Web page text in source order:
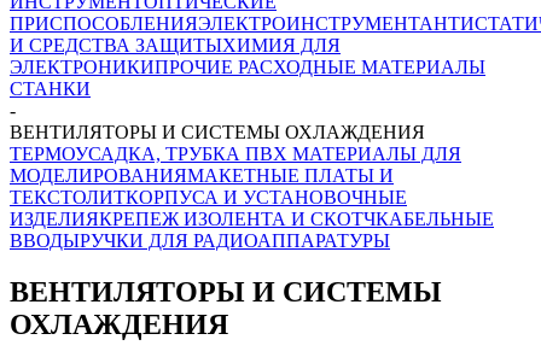
ПРИСПОСОБЛЕНИЯЭЛЕКТРОИНСТРУМЕНТ
И СРЕДСТВА ЗАЩИТЫХИМИЯ ДЛЯ
ЭЛЕКТРОНИКИПРОЧИЕ РАСХОДНЫЕ МАТЕРИАЛЫ
СТАНКИ
-
ВЕНТИЛЯТОРЫ И СИСТЕМЫ ОХЛАЖДЕНИЯ
ТЕРМОУСАДКА, ТРУБКА ПВХ МАТЕРИАЛЫ ДЛЯ
МОДЕЛИРОВАНИЯМАКЕТНЫЕ ПЛАТЫ И
ТЕКСТОЛИТКОРПУСА И УСТАНОВОЧНЫЕ
ИЗДЕЛИЯКРЕПЕЖ ИЗОЛЕНТА И СКОТЧКАБЕЛЬНЫЕ
ВВОДЫРУЧКИ ДЛЯ РАДИОАППАРАТУРЫ
ВЕНТИЛЯТОРЫ И СИСТЕМЫ
ОХЛАЖДЕНИЯ